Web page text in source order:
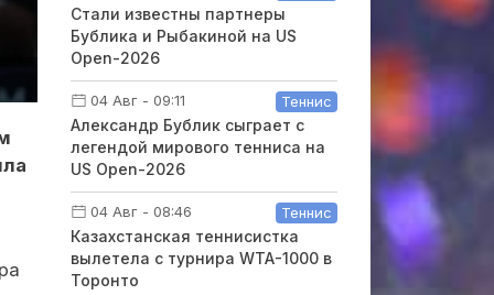
Стали известны партнеры
Бублика и Рыбакиной на US
Open-2026
04 Авг - 09:11 Теннис
Александр Бублик сыграет с
легендой мирового тенниса на
US Open-2026
04 Авг - 08:46 Теннис
Казахстанская теннисистка
вылетела с турнира WTA-1000 в
Торонто